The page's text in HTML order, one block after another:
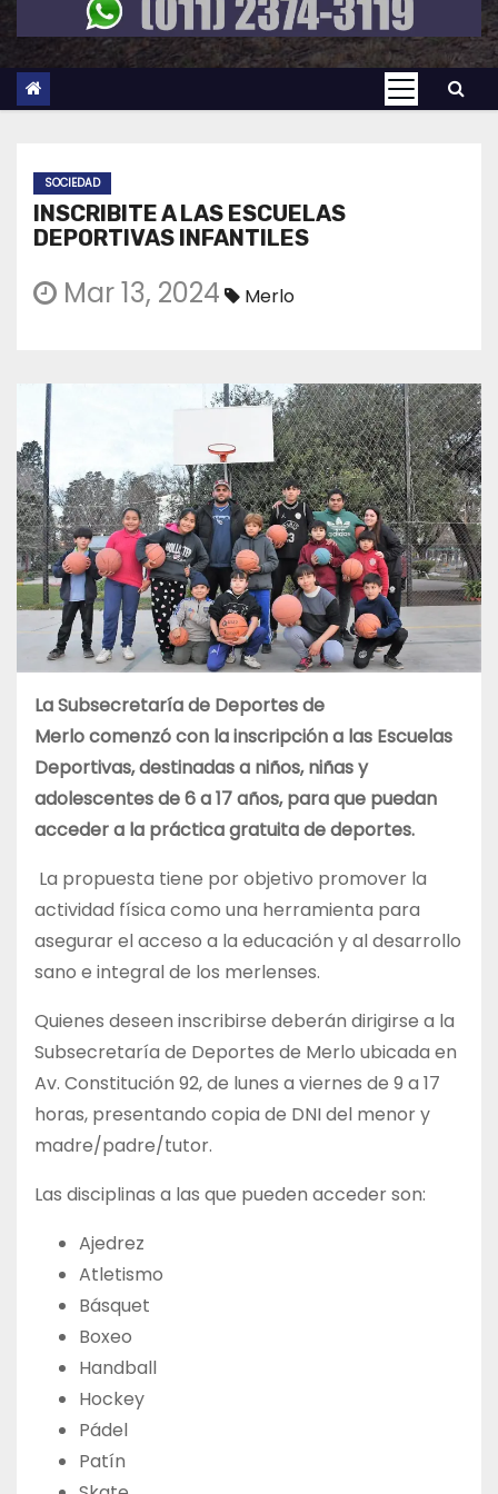
SOCIEDAD
INSCRIBITE A LAS ESCUELAS
DEPORTIVAS INFANTILES
Mar 13, 2024 Merlo
La Subsecretaría de Deportes de
Merlo comenzó con la inscripción a las Escuelas
Deportivas, destinadasa niños, niñas y
adolescentes de 6 a 17 años, para que puedan
acceder a la práctica gratuita de deportes.
La propuesta tiene por objetivo promover la
actividad física como una herramienta para
asegurar el acceso a la educación y al desarrollo
sano e integral de los merlenses.
Quienes deseen inscribirse deberán dirigirse a la
Subsecretaría de Deportes de Merlo ubicada en
Av. Constitución 92, de lunes a viernes de 9 a 17
horas, presentando copia de DNI del menor y
madre/padre/tutor.
Las disciplinas a las que pueden acceder son:
Ajedrez
Atletismo
Básquet
Boxeo
Handball
Hockey
Pádel
Patín